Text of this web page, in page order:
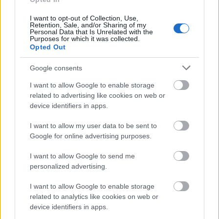
I want to opt-out of Collection, Use,
Retention, Sale, and/or Sharing of my
Personal Data that Is Unrelated with the
Purposes for which it was collected.
Opted Out
Google consents
I want to allow Google to enable storage
related to advertising like cookies on web or
device identifiers in apps.
I want to allow my user data to be sent to
Google for online advertising purposes.
I want to allow Google to send me
personalized advertising.
I want to allow Google to enable storage
related to analytics like cookies on web or
device identifiers in apps.
barátainak, köztük a pártnál bennfentes Gobbi
Hildának is. Az ő hatására vonják vissza a Seress
számok betiltását.
Gobbi így ír róla Közben c. könyvében.
"Seress Rezső, a kicsi, a ványadt, a repedtfazék
hangú, a csúnya Seress Rezső, aki ült egy pianínónál,
ütötte-verte, mert zenélni nem tudott, énekelni nem
tudott - mégis milliomos lett külföldön. A "Szomorú
vasárnap" bestseller volt Európában, Amerikában
egyaránt. Rezső nagy ember volt. Engedtessék meg
nekem, hogy azt állítsam: ellenálló volt, még ha nem
is így jelent meg a halotti kommentárja. Nem könnyű
alkat, de valahogy úgy tudta előadni érzelmes
dalait, hogy mindig volt valami aktualitása annak,
elaljasult, hogy önként, kéjjel ölt, nemcsak
parancsra", az ő előadásában a "Szeressük egymást,
gyerekek" valami különös, szinte provokatív